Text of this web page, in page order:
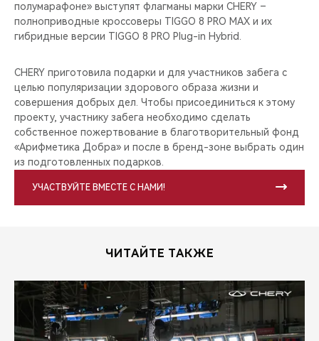
полумарафоне» выступят флагманы марки CHERY –
полноприводные кроссоверы TIGGO 8 PRO MAX и их
гибридные версии TIGGO 8 PRO Plug-in Hybrid.
CHERY приготовила подарки и для участников забега с
целью популяризации здорового образа жизни и
совершения добрых дел. Чтобы присоединиться к этому
проекту, участнику забега необходимо сделать
собственное пожертвование в благотворительный фонд
«Арифметика Добра» и после в бренд-зоне выбрать один
из подготовленных подарков.
УЧАСТВУЙТЕ ВМЕСТЕ С НАМИ!
ЧИТАЙТЕ ТАКЖЕ